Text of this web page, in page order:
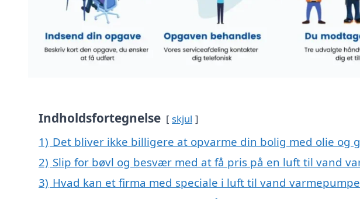
Indholdsfortegnelse skjul
1) Det bliver ikke billigere at opvarme din bolig med olie og
2) Slip for bøvl og besvær med at få pris på en luft til vand
3) Hvad kan et firma med speciale i luft til vand